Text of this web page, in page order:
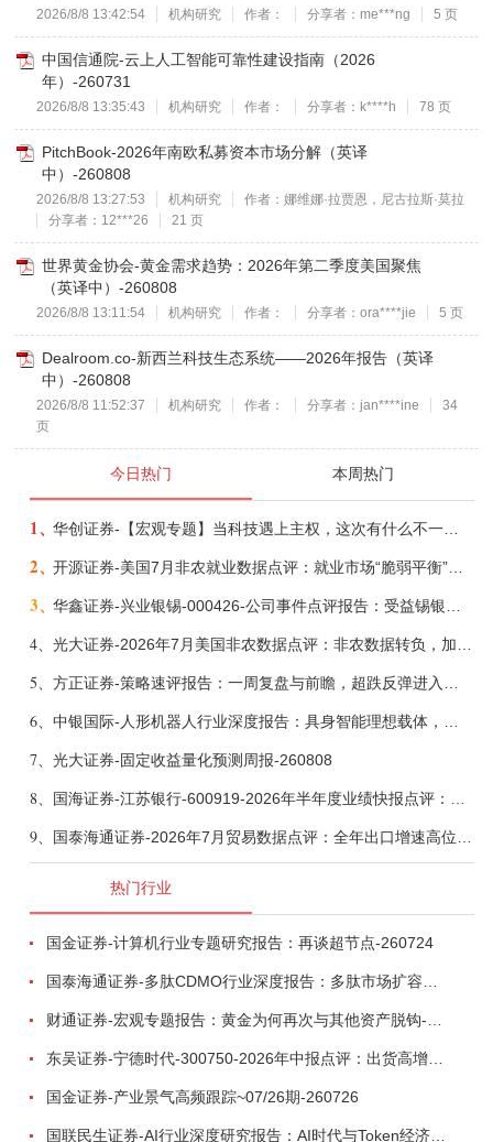
2026/8/8 13:42:54 机构研究 作者： 分享者：me***ng 5 页
中国信通院-云上人工智能可靠性建设指南（2026
年）-260731
2026/8/8 13:35:43 机构研究 作者： 分享者：k****h 78 页
PitchBook-2026年南欧私募资本市场分解（英译
中）-260808
2026/8/8 13:27:53 机构研究
作者：娜维娜·拉贾恩，尼古拉斯·莫拉
分享者：12***26
21 页
世界黄金协会-黄金需求趋势：2026年第二季度美国聚焦
（英译中）-260808
2026/8/8 13:11:54 机构研究 作者： 分享者：ora****jie 5 页
Dealroom.co-新西兰科技生态系统——2026年报告（英译
中）-260808
2026/8/8 11:52:37 机构研究 作者： 分享者：jan****ine
34
页
今日热门 本周热门
1、 华创证券-【宏观专题】当科技遇上主权，这次有什么不一样？——海外科技思辨系列五-260808
2、 开源证券-美国7月非农就业数据点评：就业市场“脆弱平衡”，美联储加息动力并不高-260808
3、
4、
5、
6、
7、 光大证券-固定收益量化预测周报-260808
8、
9、
热门行业
国金证券-计算机行业专题研究报告：再谈超节点-260724
东吴证券-宁德时代-300750-2026年中报点评：出货高增业绩稳健，回购彰显龙头信心-260726
国金证券-产业景气高频跟踪~07/26期-260726
国联民生证券-AI行业深度研究报告：AI时代与Token经济，从技术符号到数字石油-260801